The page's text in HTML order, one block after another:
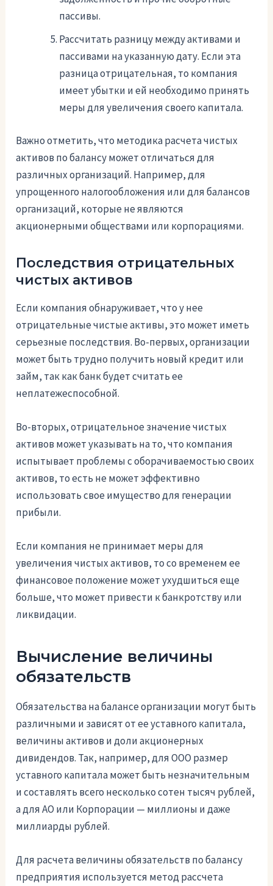
пассивы.
Рассчитать разницу между активами и
пассивами на указанную дату. Если эта
разница отрицательная, то компания
имеет убытки и ей необходимо принять
меры для увеличения своего капитала.
Важно отметить, что методика расчета чистых
активов по балансу может отличаться для
различных организаций. Например, для
упрощенного налогообложения или для балансов
организаций, которые не являются
акционерными обществами или корпорациями.
Последствия отрицательных
чистых активов
Если компания обнаруживает, что у нее
отрицательные чистые активы, это может иметь
серьезные последствия. Во-первых, организации
может быть трудно получить новый кредит или
займ, так как банк будет считать ее
неплатежеспособной.
Во-вторых, отрицательное значение чистых
активов может указывать на то, что компания
испытывает проблемы с оборачиваемостью своих
активов, то есть не может эффективно
использовать свое имущество для генерации
прибыли.
Если компания не принимает меры для
увеличения чистых активов, то со временем ее
финансовое положение может ухудшиться еще
больше, что может привести к банкротству или
ликвидации.
Вычисление величины
обязательств
Обязательства на балансе организации могут быть
различными и зависят от ее уставного капитала,
величины активов и доли акционерных
дивидендов. Так, например, для ООО размер
уставного капитала может быть незначительным
и составлять всего несколько сотен тысяч рублей,
а для АО или Корпорации — миллионы и даже
миллиарды рублей.
Для расчета величины обязательств по балансу
предприятия используется метод рассчета